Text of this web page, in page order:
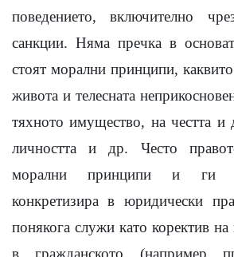
поведението, включително
санкции. Няма пречка в
стоят морални принципи,
живота и телесната
тяхното имущество, на честта и
личността и др. Често
морални принципи и ги
конкретизира в юридически
понякога служи като коректив
в гражданското (например